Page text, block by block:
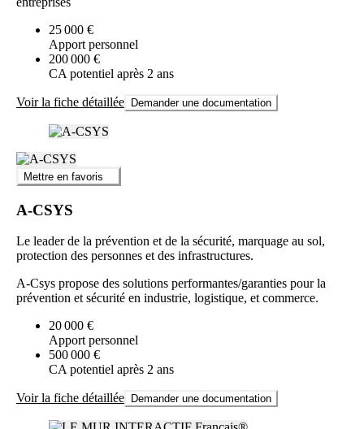
25 000 €
Apport personnel
200 000 €
CA potentiel après 2 ans
Voir la fiche détaillée Demander une documentation
Mettre en favoris
A-CSYS
Le leader de la prévention et de la sécurité, marquage au sol,
protection des personnes et des infrastructures.
A-Csys propose des solutions performantes/garanties pour la
prévention et sécurité en industrie, logistique, et commerce.
20 000 €
Apport personnel
500 000 €
CA potentiel après 2 ans
Voir la fiche détaillée Demander une documentation